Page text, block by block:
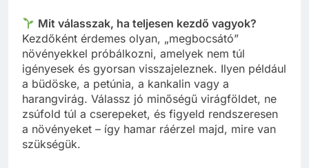
Mit válasszak, ha teljesen kezdő vagyok?
Kezdőként érdemes olyan, „megbocsátó”
növényekkel próbálkozni, amelyek nem túl
igényesek és gyorsan visszajeleznek. Ilyen például
a büdöske, a petúnia, a kankalin vagy a
harangvirág. Válassz jó minőségű virágföldet, ne
zsúfold túl a cserepeket, és figyeld rendszeresen
a növényeket – így hamar ráérzel majd, mire van
szükségük.